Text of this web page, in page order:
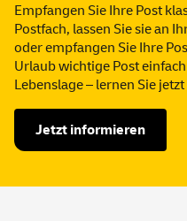
Empfangen Sie Ihre Post
Postfach, lassen Sie sie an
oder empfangen Sie Ihre
Urlaub wichtige Post einfach
Lebenslage – lernen Sie
Jetzt informieren